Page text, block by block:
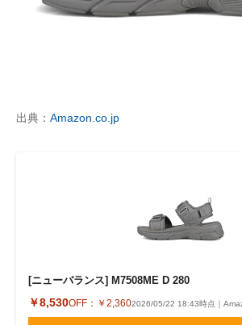
出典： Amazon.co.jp
[ニューバランス] M7508ME D 280
￥8,530OFF： ￥2,3602026/05/22 18:43時点｜